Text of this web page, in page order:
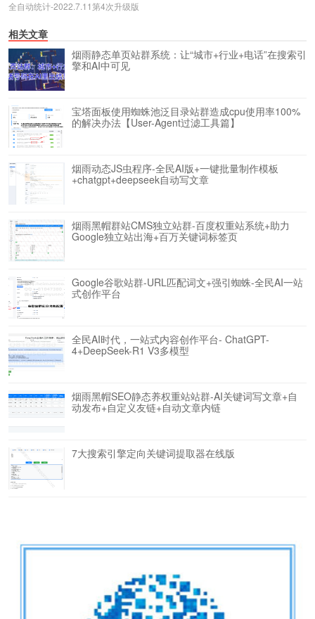
全自动统计-2022.7.11第4次升级版
相关文章
烟雨静态单页站群系统：让“城市+行业+电话”在搜索引
擎和AI中可见
宝塔面板使用蜘蛛池泛目录站群造成cpu使用率100%
的解决办法【User-Agent过滤工具篇】
烟雨动态JS虫程序-全民AI版+一键批量制作模板
+chatgpt+deepseek自动写文章
烟雨黑帽群站CMS独立站群-百度权重站系统+助力
Google独立站出海+百万关键词标签页
Google谷歌站群-URL匹配词文+强引蜘蛛-全民AI一站
式创作平台
全民AI时代，一站式内容创作平台- ChatGPT-
4+DeepSeek-R1 V3多模型
烟雨黑帽SEO静态养权重站站群-AI关键词写文章+自
动发布+自定义友链+自动文章内链
7大搜索引擎定向关键词提取器在线版